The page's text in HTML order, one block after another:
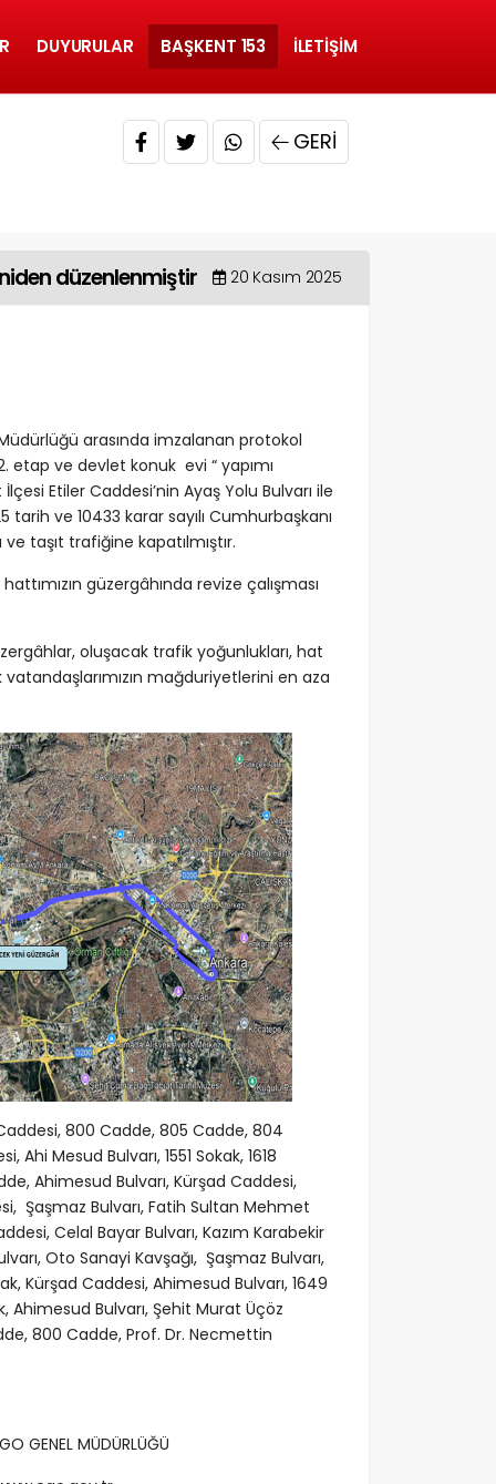
DUYURULAR BAŞKENT 153 İLETIŞIM
GERI
düzenlenmiştir 20 Kasım 2025
arasında imzalanan protokol
etap ve devlet konuk evi “ yapımı
Etiler Caddesi’nin Ayaş Yolu Bulvarı ile
tarih ve 10433 karar sayılı Cumhurbaşkanı
taşıt trafiğine kapatılmıştır.
güzergâhında revize çalışması
oluşacak trafik yoğunlukları, hat
mağduriyetlerini en aza
800 Cadde, 805 Cadde, 804
Mesud Bulvarı, 1551 Sokak, 1618
Ahimesud Bulvarı, Kürşad Caddesi,
Şaşmaz Bulvarı, Fatih Sultan Mehmet
Celal Bayar Bulvarı, Kazım Karabekir
Oto Sanayi Kavşağı, Şaşmaz Bulvarı,
Kürşad Caddesi, Ahimesud Bulvarı, 1649
Ahimesud Bulvarı, Şehit Murat Üçöz
800 Cadde, Prof. Dr. Necmettin